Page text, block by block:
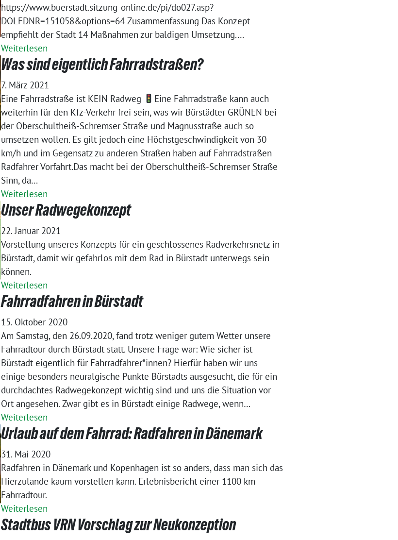
https://www.buerstadt.sitzung-online.de/pi/do027.asp?
DOLFDNR=151058&options=64 Zusammenfassung Das Konzept
empfiehlt der Stadt 14 Maßnahmen zur baldigen Umsetzung.…
Weiterlesen
Was sind eigentlich Fahrradstraßen?
7. März 2021
Eine Fahrradstraße ist KEIN Radweg
Eine Fahrradstraße kann auch
weiterhin für den Kfz-Verkehr frei sein, was wir Bürstädter GRÜNEN bei
der Oberschultheiß-Schremser Straße und Magnusstraße auch so
umsetzen wollen. Es gilt jedoch eine Höchstgeschwindigkeit von 30
km/h und im Gegensatz zu anderen Straßen haben auf Fahrradstraßen
Radfahrer Vorfahrt.Das macht bei der Oberschultheiß-Schremser Straße
Sinn, da…
Weiterlesen
Unser Radwegekonzept
22. Januar 2021
Vorstellung unseres Konzepts für ein geschlossenes Radverkehrsnetz in
Bürstadt, damit wir gefahrlos mit dem Rad in Bürstadt unterwegs sein
können.
Weiterlesen
Fahrradfahren in Bürstadt
15. Oktober 2020
Am Samstag, den 26.09.2020, fand trotz weniger gutem Wetter unsere
Fahrradtour durch Bürstadt statt. Unsere Frage war: Wie sicher ist
Bürstadt eigentlich für Fahrradfahrer*innen? Hierfür haben wir uns
einige besonders neuralgische Punkte Bürstadts ausgesucht, die für ein
durchdachtes Radwegekonzept wichtig sind und uns die Situation vor
Ort angesehen. Zwar gibt es in Bürstadt einige Radwege, wenn…
Weiterlesen
Urlaub auf dem Fahrrad: Radfahren in Dänemark
31. Mai 2020
Radfahren in Dänemark und Kopenhagen ist so anders, dass man sich das
Hierzulande kaum vorstellen kann. Erlebnisbericht einer 1100 km
Fahrradtour.
Weiterlesen
Stadtbus VRN Vorschlag zur Neukonzeption